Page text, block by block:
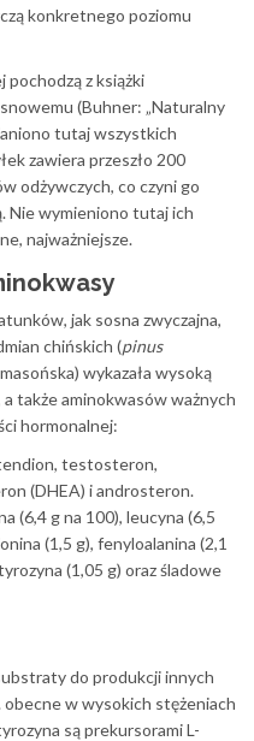
konkretnego poziomu
pochodzą z książki
(Buhner: „Naturalny
tutaj wszystkich
zawiera przeszło 200
odżywczych, co czyni go
Nie wymieniono tutaj ich
najważniejsze.
jak sosna zwyczajna,
chińskich (pinus
wykazała wysoką
także aminokwasów ważnych
hormonalnej:
testosteron,
(DHEA) i androsteron.
(6,4 g na 100), leucyna (6,5
(1,5 g), fenyloalanina (2,1
(1,05 g) oraz śladowe
do produkcji innych
w wysokich stężeniach
są prekursorami L-